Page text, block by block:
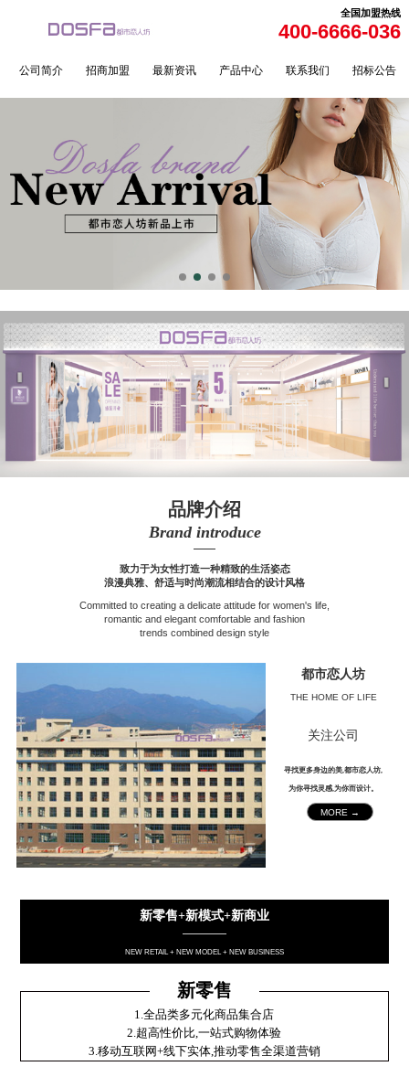
全国加盟热线
400-6666-036
公司简介 招商加盟 最新资讯 产品中心 联系我们 招标公告
品牌介绍
Brand introduce
——
致力于为女性打造一种精致的生活姿态
浪漫典雅、舒适与时尚潮流相结合的设计风格
Committed to creating a delicate attitude for women's life,
romantic and elegant comfortable and fashion
trends combined design style
都市恋人坊
THE HOME OF LIFE
关注公司
寻找更多身边的美,都市恋人坊,
为你寻找灵感,为你而设计。
MORE →
新零售+新模式+新商业
————
NEW RETAIL + NEW MODEL + NEW BUSINESS
新零售
1.全品类多元化商品集合店
2.超高性价比,一站式购物体验
3.移动互联网+线下实体,推动零售全渠道营销